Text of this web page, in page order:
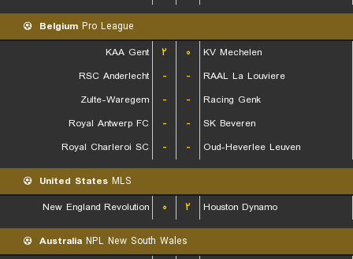
Belgium Pro League
KAA Gent
۲ ۰
KV Mechelen
RSC Anderlecht
- -
RAAL La Louviere
Zulte-Waregem
- -
Racing Genk
Royal Antwerp FC
- -
SK Beveren
Royal Charleroi SC
- - Oud-Heverlee Leuven
United States MLS
New England Revolution
۰ ۲ Houston Dynamo
Australia NPL New South Wales